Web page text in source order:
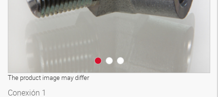
The product image may differ
Conexión 1